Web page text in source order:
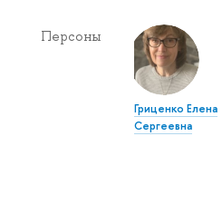
Персоны
Гриценко Елена
Сергеевна